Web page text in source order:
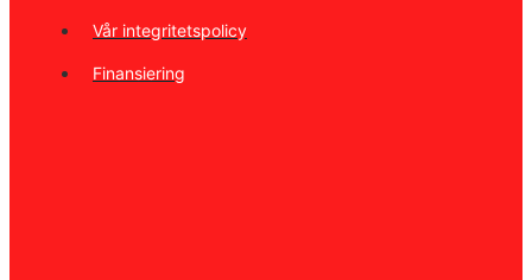
Vår integritetspolicy
Finansiering